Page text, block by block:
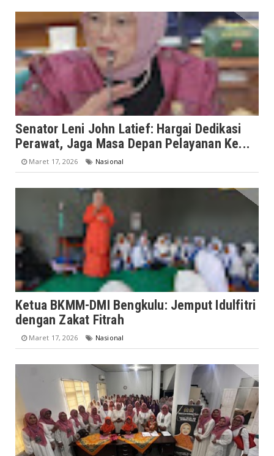
Senator Leni John Latief: Hargai Dedikasi
Perawat, Jaga Masa Depan Pelayanan Ke...
Maret 17, 2026 Nasional
Ketua BKMM-DMI Bengkulu: Jemput Idulfitri
dengan Zakat Fitrah
Maret 17, 2026 Nasional